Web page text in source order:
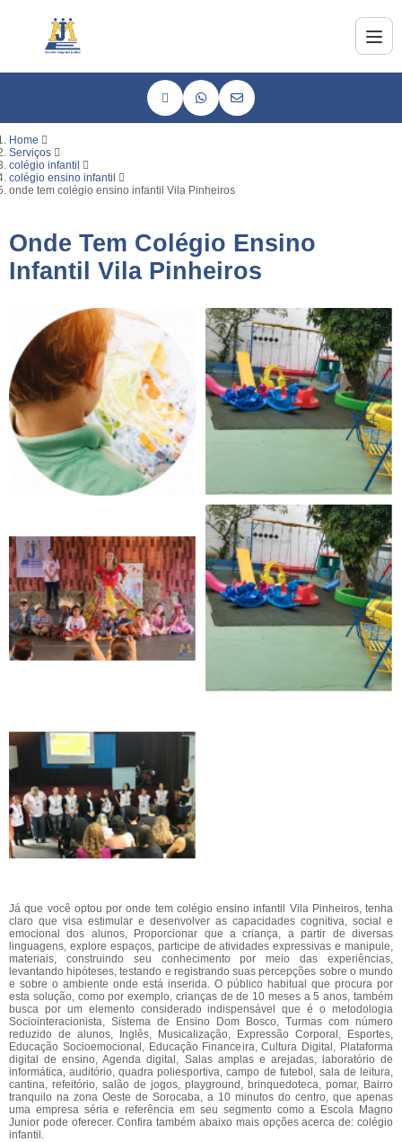
Home
Serviços
colégio infantil
colégio ensino infantil
onde tem colégio ensino infantil Vila Pinheiros
Onde Tem Colégio Ensino
Infantil Vila Pinheiros
Já que você optou por onde tem colégio ensino infantil Vila Pinheiros, tenha
claro que visa estimular e desenvolver as capacidades cognitiva, social e
emocional dos alunos, Proporcionar que a criança, a partir de diversas
linguagens, explore espaços, participe de atividades expressivas e manipule,
materiais, construindo seu conhecimento por meio das experiências,
levantando hipóteses, testando e registrando suas percepções sobre o mundo
e sobre o ambiente onde está inserida. O público habitual que procura por
esta solução, como por exemplo, crianças de de 10 meses a 5 anos, também
busca por um elemento considerado indispensável que é o metodologia
Sociointeracionista, Sistema de Ensino Dom Bosco, Turmas com número
reduzido de alunos, Inglês, Musicalização, Expressão Corporal, Esportes,
Educação Socioemocional, Educação Financeira, Cultura Digital, Plataforma
digital de ensino, Agenda digital, Salas amplas e arejadas, laboratório de
informática, auditório, quadra poliesportiva, campo de futebol, sala de leitura,
cantina, refeitório, salão de jogos, playground, brinquedoteca, pomar, Bairro
tranquilo na zona Oeste de Sorocaba, a 10 minutos do centro, que apenas
uma empresa séria e referência em seu segmento como a Escola Magno
Junior pode oferecer. Confira também abaixo mais opções acerca de: colégio
infantil.